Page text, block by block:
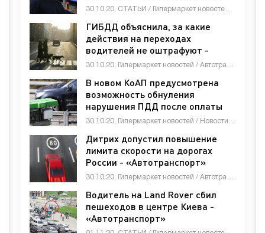
ГИБДД объяснила, за какие
действия на переходах
водителей не оштрафуют -
«Автотранспорт»
В новом КоАП предусмотрена
возможность обнуления
нарушения ПДД после оплаты
штрафа - «Автотранспорт»
Дитрих допустил повышение
лимита скорости на дорогах
России - «Автотранспорт»
Водитель на Land Rover сбил
пешеходов в центре Киева -
«Автотранспорт»